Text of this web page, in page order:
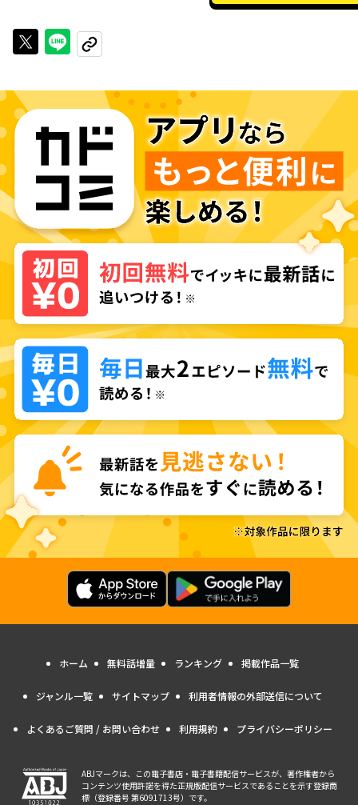
Xで投稿するLINEでシェアする
URLをコピーする
ホーム 無料話増量 ランキング 掲載作品一覧
ジャンル一覧 サイトマップ 利用者情報の外部送信について
よくあるご質問 / お問い合わせ 利用規約 プライバシーポリシー
ABJマークは、この電子書店・電子書籍配信サービスが、著作権者から
コンテンツ使用許諾を得た正規版配信サービスであることを示す登録商
標（登録番号 第6091713号）です。